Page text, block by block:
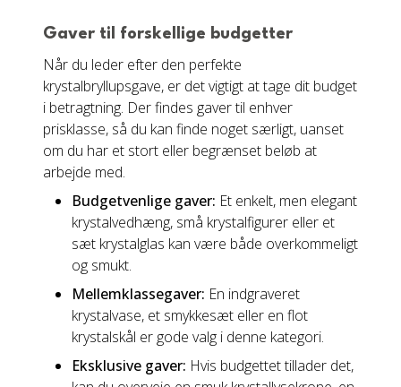
Gaver til forskellige budgetter
Når du leder efter den perfekte
krystalbryllupsgave, er det vigtigt at tage dit budget
i betragtning. Der findes gaver til enhver
prisklasse, så du kan finde noget særligt, uanset
om du har et stort eller begrænset beløb at
arbejde med.
Budgetvenlige gaver: Et enkelt, men elegant
krystalvedhæng, små krystalfigurer eller et
sæt krystalglas kan være både overkommeligt
og smukt.
Mellemklassegaver: En indgraveret
krystalvase, et smykkesæt eller en flot
krystalskål er gode valg i denne kategori.
Eksklusive gaver: Hvis budgettet tillader det,